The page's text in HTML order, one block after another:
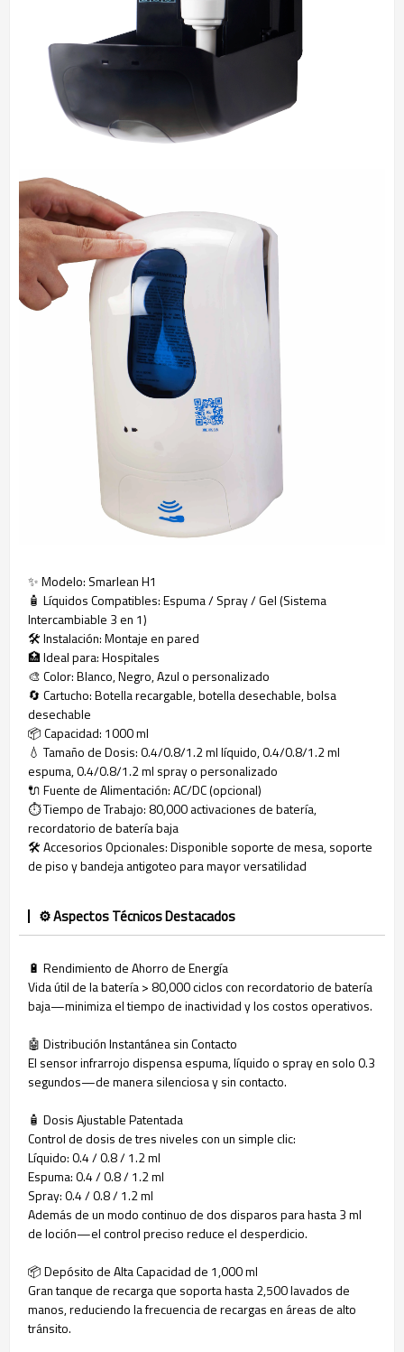
✨ Modelo: Smarlean H1
🧴 Líquidos Compatibles: Espuma / Spray / Gel (Sistema
Intercambiable 3 en 1)
🛠️ Instalación: Montaje en pared
🏥 Ideal para: Hospitales
🎨 Color: Blanco, Negro, Azul o personalizado
🔄 Cartucho: Botella recargable, botella desechable, bolsa
desechable
📦 Capacidad: 1000 ml
💧 Tamaño de Dosis: 0.4/0.8/1.2 ml líquido, 0.4/0.8/1.2 ml
espuma, 0.4/0.8/1.2 ml spray o personalizado
🔌 Fuente de Alimentación: AC/DC (opcional)
⏱️ Tiempo de Trabajo: 80,000 activaciones de batería,
recordatorio de batería baja
🛠️ Accesorios Opcionales: Disponible soporte de mesa, soporte
de piso y bandeja antigoteo para mayor versatilidad
⚙️ Aspectos Técnicos Destacados
🔋 Rendimiento de Ahorro de Energía
Vida útil de la batería > 80,000 ciclos con recordatorio de batería
baja—minimiza el tiempo de inactividad y los costos operativos.
🤖 Distribución Instantánea sin Contacto
El sensor infrarrojo dispensa espuma, líquido o spray en solo 0.3
segundos—de manera silenciosa y sin contacto.
🧴 Dosis Ajustable Patentada
Control de dosis de tres niveles con un simple clic:
Líquido: 0.4 / 0.8 / 1.2 ml
Espuma: 0.4 / 0.8 / 1.2 ml
Spray: 0.4 / 0.8 / 1.2 ml
Además de un modo continuo de dos disparos para hasta 3 ml
de loción—el control preciso reduce el desperdicio.
📦 Depósito de Alta Capacidad de 1,000 ml
Gran tanque de recarga que soporta hasta 2,500 lavados de
manos, reduciendo la frecuencia de recargas en áreas de alto
tránsito.